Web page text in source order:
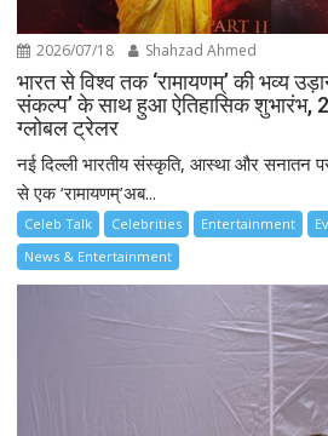
2026/07/18 Shahzad Ahmed
भारत से विश्व तक ‘रामायणम्’ की भव्य
संकल्प’ के साथ हुआ ऐतिहासिक शुभारंभ,
ग्लोबल ट्रेलर
नई दिल्ली भारतीय संस्कृति, आस्था और सनातन
से एक ‘रामायणम्’अब...
Celeb Talk Celebrities Entertainment
News & Entertainment